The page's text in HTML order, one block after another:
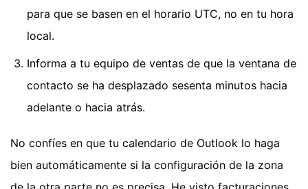
para que se basen en el horario UTC, no en tu hora
local.
Informa a tu equipo de ventas de que la ventana de
contacto se ha desplazado sesenta minutos hacia
adelante o hacia atrás.
No confíes en que tu calendario de Outlook lo haga
bien automáticamente si la configuración de la zona